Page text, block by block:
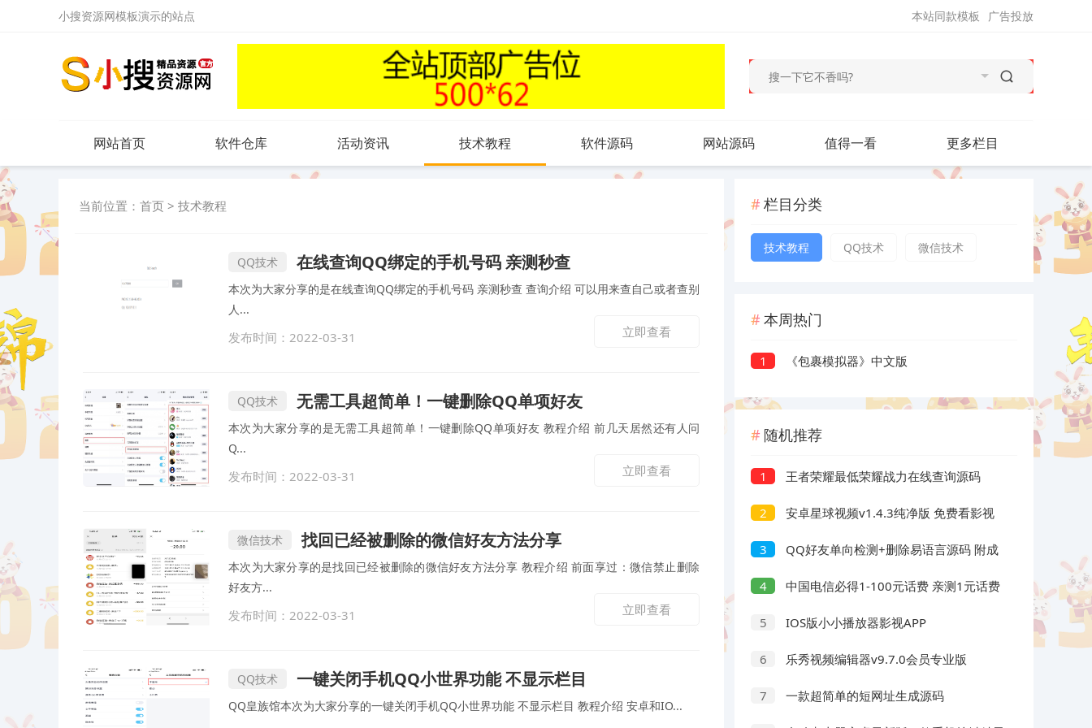
小搜资源网模板演示的站点 广告投放
本站同款模板
网站首页 软件仓库 活动资讯 技术教程 软件源码 网站源码 值得一看 更多栏目
当前位置： 首页 > 技术教程
QQ技术 在线查询QQ绑定的手机号码 亲测秒查
本次为大家分享的是在线查询QQ绑定的手机号码 亲测秒查 查询介绍 可以用来查自己或者查别
人...
发布时间：2022-03-31 立即查看
QQ技术 无需工具超简单！一键删除QQ单项好友
本次为大家分享的是无需工具超简单！一键删除QQ单项好友 教程介绍 前几天居然还有人问
Q...
发布时间：2022-03-31 立即查看
微信技术 找回已经被删除的微信好友方法分享
本次为大家分享的是找回已经被删除的微信好友方法分享 教程介绍 前面享过：微信禁止删除
好友方...
发布时间：2022-03-31 立即查看
QQ技术 一键关闭手机QQ小世界功能 不显示栏目
QQ皇族馆本次为大家分享的一键关闭手机QQ小世界功能 不显示栏目 教程介绍 安卓和IO...
栏目分类
技术教程 QQ技术 微信技术
本周热门
1 《包裹模拟器》中文版
随机推荐
1 王者荣耀最低荣耀战力在线查询源码
2 安卓星球视频v1.4.3纯净版 免费看影视
3
QQ好友单向检测+删除易语言源码 附成
品
4 中国电信必得1-100元话费 亲测1元话费
5 IOS版小小播放器影视APP
6 乐秀视频编辑器v9.7.0会员专业版
7 一款超简单的短网址生成源码